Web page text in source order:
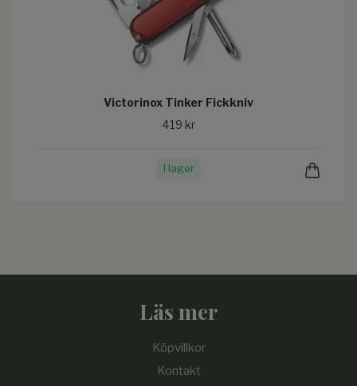
Victorinox Tinker Fickkniv
419 kr
I lager
Läs mer
Köpvillkor
Kontakt